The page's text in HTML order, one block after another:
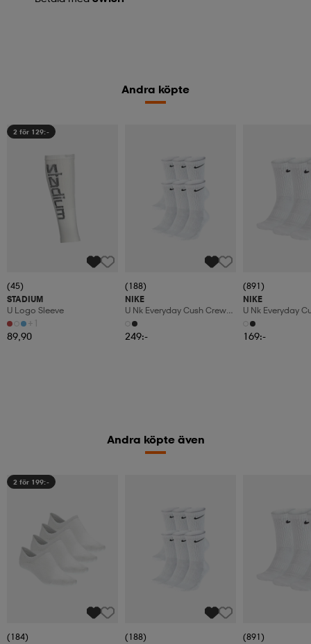
Andra köpte
2 för 129:-
(45)
STADIUM
U Logo Sleeve
+1
89,90
(188)
NIKE
U Nk Everyday Cush Crew
6pr-Bd
249:-
(891)
NIKE
U Nk Everyday
3pr
169:-
Andra köpte även
2 för 199:-
(184)
(188)
(891)